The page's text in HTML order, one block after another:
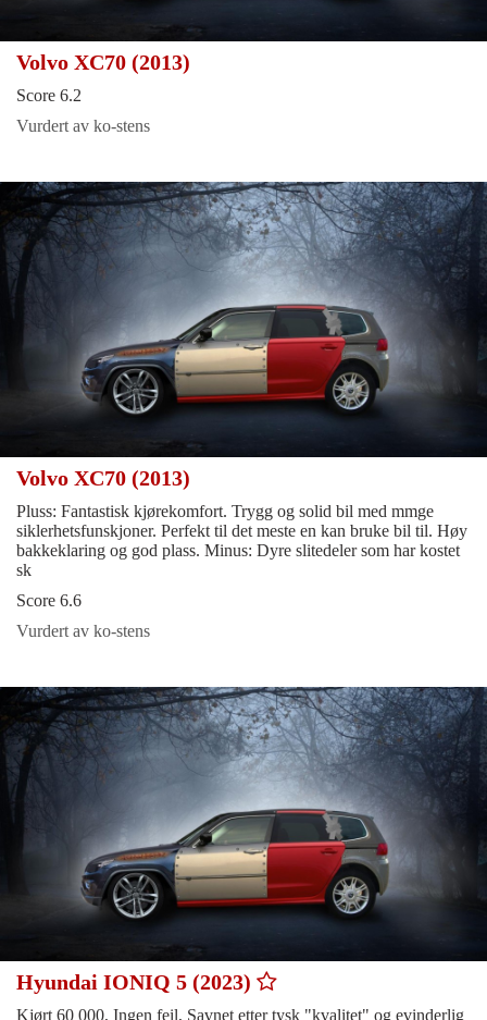
Volvo XC70 (2013)
Score 6.2
Vurdert av ko-stens
Volvo XC70 (2013)
Pluss: Fantastisk kjørekomfort. Trygg og solid bil med mmge
siklerhetsfunskjoner. Perfekt til det meste en kan bruke bil til. Høy
bakkeklaring og god plass. Minus: Dyre slitedeler som har kostet
sk
Score 6.6
Vurdert av ko-stens
Hyundai IONIQ 5 (2023)
Kjørt 60 000, Ingen feil, Savnet etter tysk "kvalitet" og evinderlig